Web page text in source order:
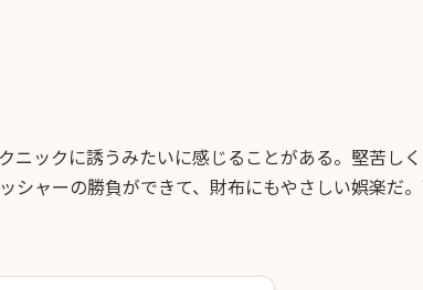
ックに誘うみたいに感じることがある。堅苦し
ャーの勝負ができて、財布にもやさしい娯楽だ